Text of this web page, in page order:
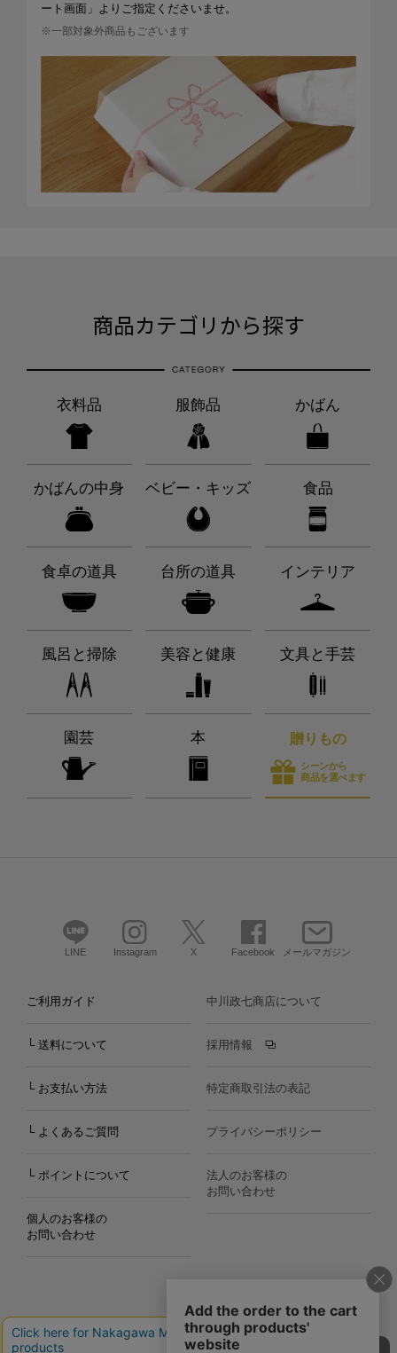
ート画面」よりご指定くださいませ。
※一部対象外商品もございます
商品カテゴリから探す
衣料品 服飾品 かばん
かばんの中身 ベビー・キッズ 食品
食卓の道具 台所の道具 インテリア
風呂と掃除 美容と健康 文具と手芸
園芸 本 贈りもの
シーンから
商品を選べます
LINE Instagram X Facebook メールマガジン
ご利用ガイド
└ 送料について
└ お支払い方法
└ よくあるご質問
└ ポイントについて
個人のお客様の
お問い合わせ
中川政七商店について
採用情報
特定商取引法の表記
プライバシーポリシー
法人のお客様の
お問い合わせ